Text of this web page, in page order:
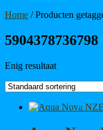
Home / Producten
5904378736798
Enig resultaat